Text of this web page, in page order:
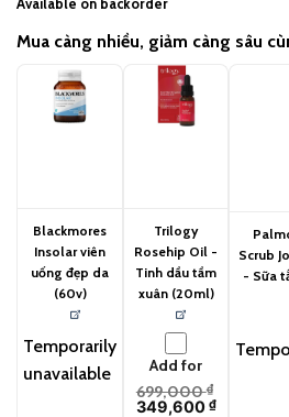
Available on backorder
Mua càng nhiều, giảm càng sâu
Blackmores
Insolar viên
uống đẹp da
(60v)
Temporarily
unavailable
Trilogy
Rosehip Oil -
Tinh dầu tầm
xuân (20ml)
Add for
699,000₫
349,600₫
Scrub
- Sữa